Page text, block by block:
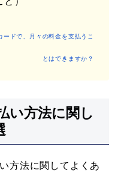
ドで、月々の料金を支払うこ
とはできますか？
い方法に関し
方法に関してよくあ